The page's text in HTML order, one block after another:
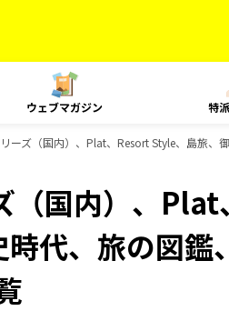
ウェブマガジン 特
ーズ（国内）、Plat、Resort Style、島旅、
（国内）、
代、旅の図鑑